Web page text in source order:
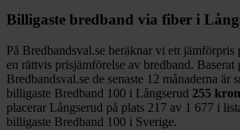
Billigaste bredband via fiber i
På Bredbandsval.se beräknar vi ett jämförpris
en rättvis prisjämförelse av bredband. Baserat
Bredbandsval.se de senaste 12 månaderna är
billigaste Bredband 100 i Långserud 255
placerar Långserud på plats 217 av 1 677 i
billigaste Bredband 100 i Sverige.